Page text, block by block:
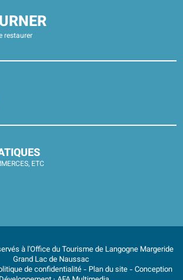
restaurer
ETC
à l'Office du Tourisme de Langogne Margeride
Grand Lac de Naussac
de confidentialité - Plan du site - Conception